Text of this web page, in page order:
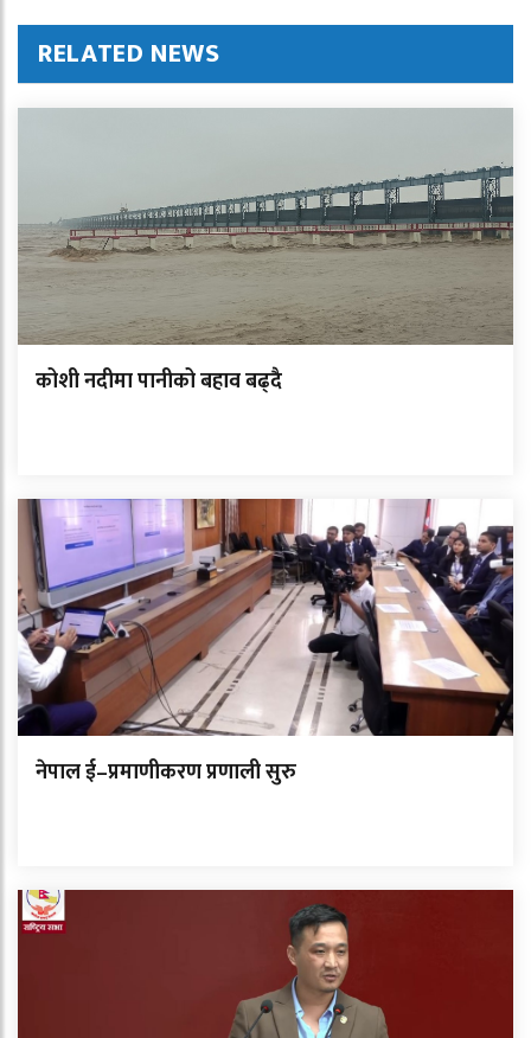
RELATED NEWS
कोशी नदीमा पानीको बहाव बढ्दै
नेपाल ई–प्रमाणीकरण प्रणाली सुरु